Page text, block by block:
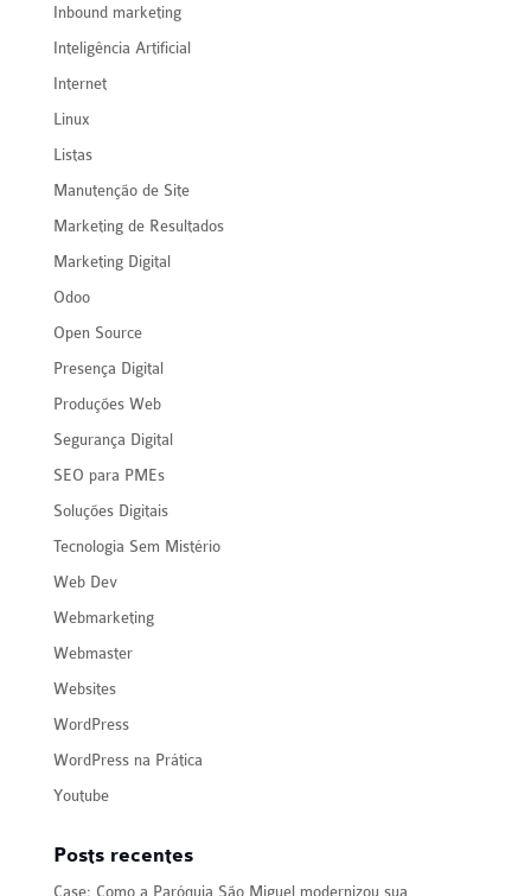
Inbound marketing
Inteligência Artificial
Internet
Linux
Listas
Manutenção de Site
Marketing de Resultados
Marketing Digital
Odoo
Open Source
Presença Digital
Produções Web
Segurança Digital
SEO para PMEs
Soluções Digitais
Tecnologia Sem Mistério
Web Dev
Webmarketing
Webmaster
Websites
WordPress
WordPress na Prática
Youtube
Posts recentes
Case: Como a Paróquia São Miguel modernizou sua